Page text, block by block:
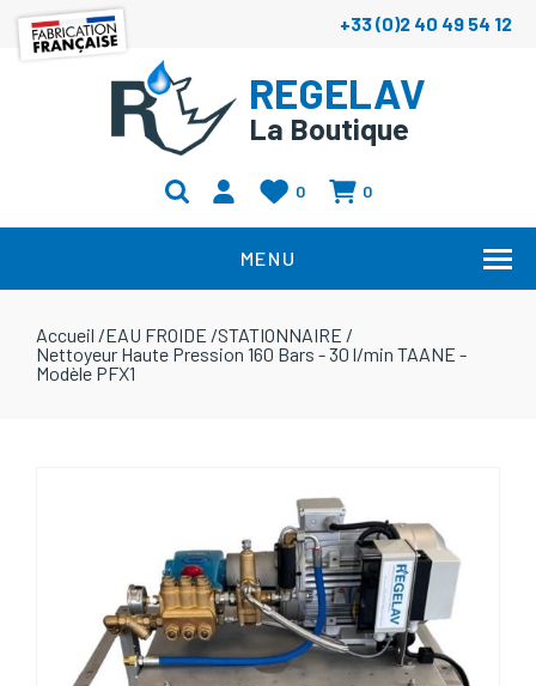
+33 (0)2 40 49 54 12
REGELAV
La Boutique
0 0
MENU
Accueil /EAU FROIDE /STATIONNAIRE /
Nettoyeur Haute Pression 160 Bars - 30 l/min TAANE -
Modèle PFX1